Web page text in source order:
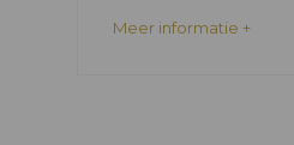
Meer informatie +